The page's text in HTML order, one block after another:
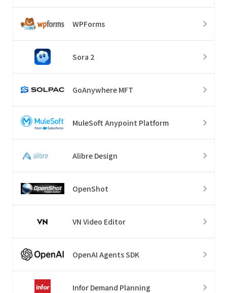
WPForms
Sora 2
GoAnywhere MFT
MuleSoft Anypoint Platform
Alibre Design
OpenShot
VN Video Editor
OpenAI Agents SDK
Infor Demand Planning